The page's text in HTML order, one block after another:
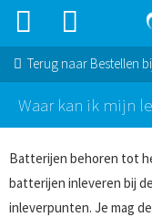
Terug naar Bestellen
Waar kan ik mijn
Batterijen behoren tot
batterijen inleveren bij
inleverpunten. Je mag